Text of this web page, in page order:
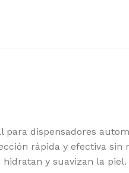
para dispensadores
rápida y efectiva sin
y suavizan la piel.